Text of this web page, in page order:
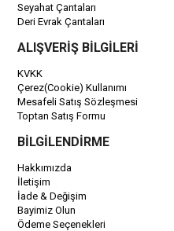
Seyahat Çantaları
Deri Evrak Çantaları
ALIŞVERİŞ BİLGİLERİ
KVKK
Çerez(Cookie) Kullanımı
Mesafeli Satış Sözleşmesi
Toptan Satış Formu
BİLGİLENDİRME
Hakkımızda
İletişim
İade & Değişim
Bayimiz Olun
Ödeme Seçenekleri